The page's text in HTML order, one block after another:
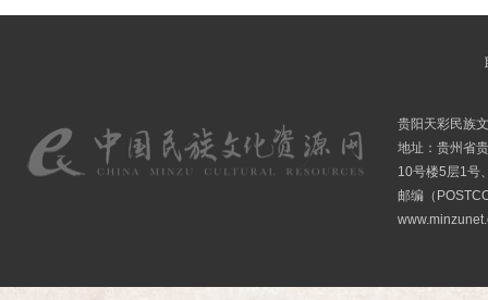
贵阳天彩民族
地址：贵州省
10号楼5层1号
邮编（